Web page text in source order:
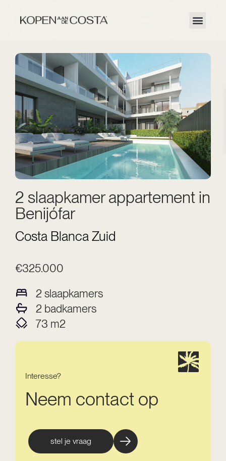
2 slaapkamer appartement in
Benijófar
Costa Blanca Zuid
€325.000
2 slaapkamers
2 badkamers
73 m2
Interesse?
Neem contact op
stel je vraag